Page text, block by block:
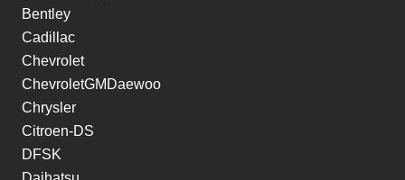
Bentley
Cadillac
Chevrolet
ChevroletGMDaewoo
Chrysler
Citroen-DS
DFSK